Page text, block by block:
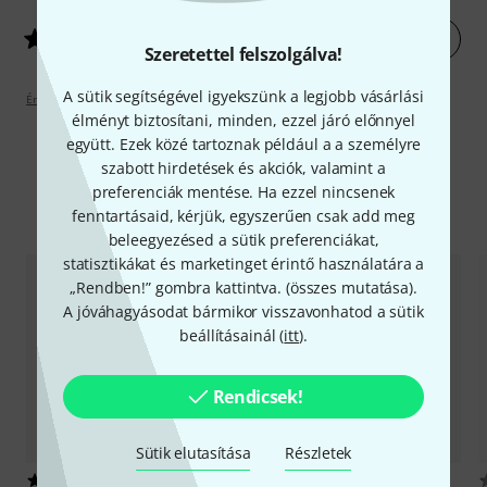
Szeretettel felszolgálva!
A sütik segítségével igyekszünk a legjobb vásárlási
élményt biztosítani, minden, ezzel járó előnnyel
együtt. Ezek közé tartoznak például a a személyre
szabott hirdetések és akciók, valamint a
preferenciák mentése. Ha ezzel nincsenek
fenntartásaid, kérjük, egyszerűen csak add meg
beleegyezésed a sütik preferenciákat,
statisztikákat és marketinget érintő használatára a
„Rendben!” gombra kattintva. (összes mutatása).
A jóváhagyásodat bármikor visszavonhatod a sütik
beállításainál (itt).
Rendicsek!
Sütik elutasítása Részletek
Értékelési irányelvek
Alternatívák összevetése